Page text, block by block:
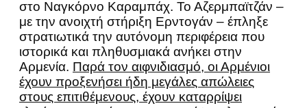
στο Ναγκόρνο Καραμπάχ. Το Αζερμπαϊτζάν –
με την ανοιχτή στήριξη Ερντογάν – έπληξε
στρατιωτικά την αυτόνομη περιφέρεια που
ιστορικά και πληθυσμιακά ανήκει στην
Αρμενία. Παρά τον αιφνιδιασμό, οι Αρμένιοι
έχουν προξενήσει ήδη μεγάλες απώλειες
στους επιτιθέμενους, έχουν καταρρίψει